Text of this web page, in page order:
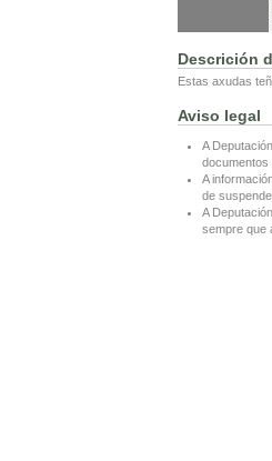
Descrición
Estas axudas
Aviso legal
A
documentos
A
de
A
sempre que